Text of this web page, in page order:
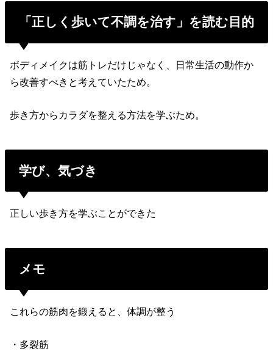
「正しく歩いて不調を治す」を読む目的
ボディメイクは筋トレだけじゃなく、日常生活の動作か
ら改善すべきと考えていたため。
歩き方からカラダを整える方法を学ぶため。
学び、気づき
正しい歩き方を学ぶことができた
メモ
これらの筋肉を鍛えると、体調が整う
・多裂筋